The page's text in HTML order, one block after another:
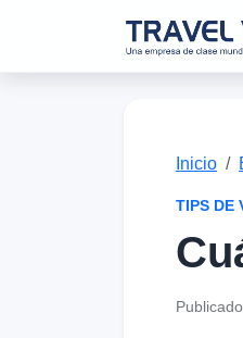
Inicio
TIPS DE